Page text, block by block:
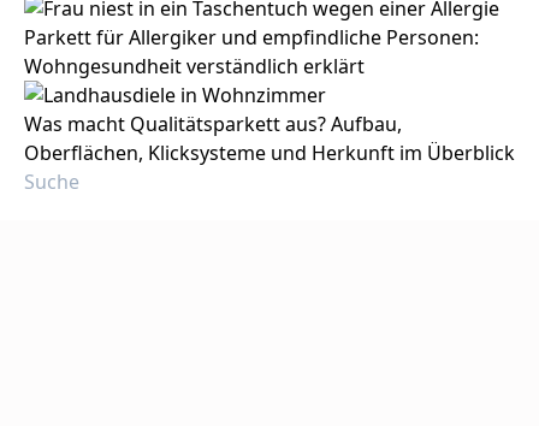
Parkett für Allergiker und empfindliche Personen:
Wohngesundheit verständlich erklärt
Was macht Qualitätsparkett aus? Aufbau,
Oberflächen, Klicksysteme und Herkunft im Überblick